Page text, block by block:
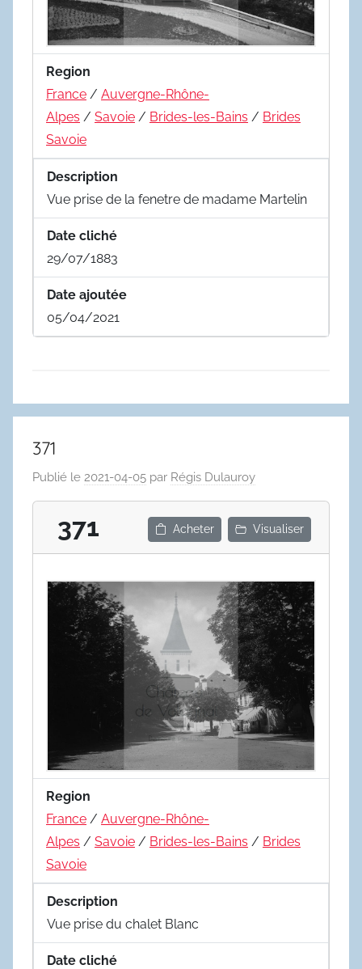
Region
France / Auvergne-Rhône-
Alpes / Savoie / Brides-les-Bains / Brides
Savoie
Description
Vue prise de la fenetre de madame Martelin
Date cliché
29/07/1883
Date ajoutée
05/04/2021
371
Publié le 2021-04-05 par Régis Dulauroy
371 Acheter Visualiser
Region
France / Auvergne-Rhône-
Alpes / Savoie / Brides-les-Bains / Brides
Savoie
Description
Vue prise du chalet Blanc
Date cliché